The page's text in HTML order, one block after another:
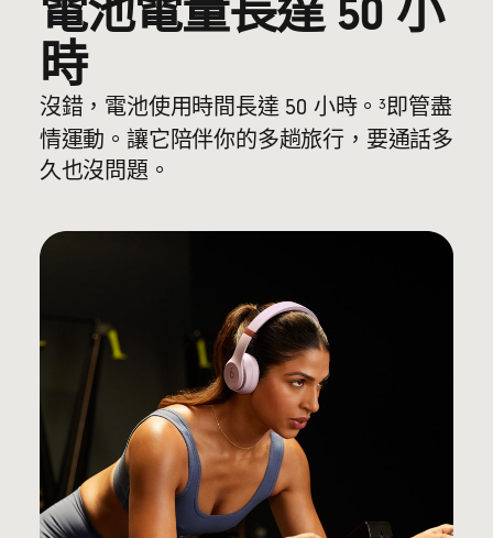
電池電量長達 50 小
時
沒錯，電池使用時間長達 50 小時。3即管盡
情運動。讓它陪伴你的多趟旅行，要通話多
久也沒問題。